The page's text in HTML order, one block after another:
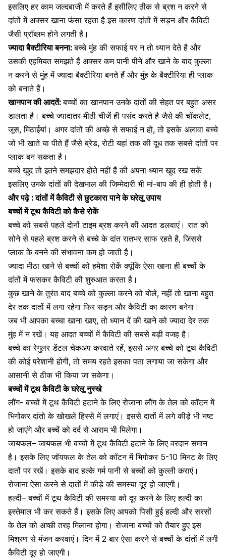
इसलिए हर काम जल्दबाजी में करते हैं इसीलिए ठीक से ब्रश न करने से
दांतों में अक्सर खाना फंसा रहता है इस कारणदांतों में सड़नऔर कैविटी
जैसी प्रॉब्लम होने लगती है।
ज्यादा बैक्टीरिया बनना:बच्चे मुंह की सफाई पर न तो ध्यान देते है और
उसकी एहमियत समझते हैं अक्सर कम पानी पीने और खाने के बाद कुल्ला
न करने से मुंह में ज्यादा बैक्टीरिया बनते हैं और मुंह के बैक्टीरिया ही प्लाक
को बनाते हैं।
खानपान की आदतें:बच्चों का खानपान उनके दांतों की सेहत पर बहुत असर
डालता है। बच्चे ज्यादातर मीठी चीजें ही पसंद करते है जैसे की चॉकलेट,
जूस, मिठाईयां। अगर दांतों की अच्छे से सफाई न हो, तो इसके अलावा बच्चे
जो भी खाते या पीते हैं जैसे ब्रेड, रोटी यहां तक की दूध तक सबसे दांतों पर
प्लाक बन सकता है।
बच्चे खुद तो इतने समझदार होते नहीं हैं की अपना ध्यान खुद रख सकें
इसलिए उनके दांतों की देखभाल की जिम्मेदारी भी मां-बाप की ही होती है।
और पढ़े :दांतों में कैविटी से छुटकारा पाने के घरेलू उपाय
बच्चों में टूथ कैविटी को कैसे रोकें
बच्चे को सबसे पहले दोनों टाइम ब्रश करने की आदत डलवाएं। रात को
सोने से पहले ब्रश करने सेबच्चे के दांतरातभर साफ रहते है, जिससे
प्लाक के बनने की संभावना कम हो जाती है।
ज्यादा मीठा खानेसे बच्चों को हमेशा रोकें क्यूंकि ऐसा खाना ही बच्चों के
दांतों में फसकर कैविटी की शुरुआत करता है।
कुछ खाने के तुरंत बाद बच्चे को कुल्ला करने को बोले, नहीं तो खाना बहुत
देर तक दातों में लगा रहेगा फिर सड़न और कैविटी का कारण बनेगा।
जब भी आपका बच्चा खाना खाए, तो ध्यान दें की खाने को ज्यादा देर तक
मुंह में न रखें। यह आदत बच्चों में कैविटी की सबसे बड़ी वजह है।
बच्चे का रेगुलर डेंटल चेकअप करवाते रहें, इससे अगर बच्चे को टूथ कैविटी
की कोई परेशानी होगी, तो समय रहते इसका पता लगाया जा सकेगा और
आसानी से ठीक भी किया जा सकेगा।
बच्चों में टूथ कैविटी के घरेलू नुस्खे
लौंग- बच्चों में टूथ कैविटी हटाने के लिए रोजानालौंग के तेल को कॉटन में
भिगोकर दांतो के खोखले हिस्से में लगाएं। इससे दातों में लगे कीड़े भी नष्ट
हो जाएंगे और बच्चें को दर्द से आराम भी मिलेगा।
जायफल– जायफल भी बच्चों में टूथ कैविटी हटाने के लिए वरदान समान
है। इसके लिए जॉयफल के तेल को कॉटन में भिगोकर 5-10 मिनट के लिए
दातों पर रखें। इसके बाद हल्के गर्म पानी से बच्चों को कुल्ली कराएं।
रोजाना ऐसा करने से दातों में कीड़े की समस्या दूर हो जाएगी।
हल्दी– बच्चों में टूथ कैविटी की समस्या को दूर करने के लिए हल्दी का
इस्तेमाल भी कर सकते हैं। इसके लिए आपको पिसी हुई हल्दी औरसरसों
के तेल को अच्छी तरह मिलाना होगा। रोजाना बच्चों को तैयार हुए इस
मिश्रण से मंजन करवाएं। दिन में 2 बार ऐसा करने से बच्चों के दांतों में लगी
कैविटी दूर हो जाएगी।